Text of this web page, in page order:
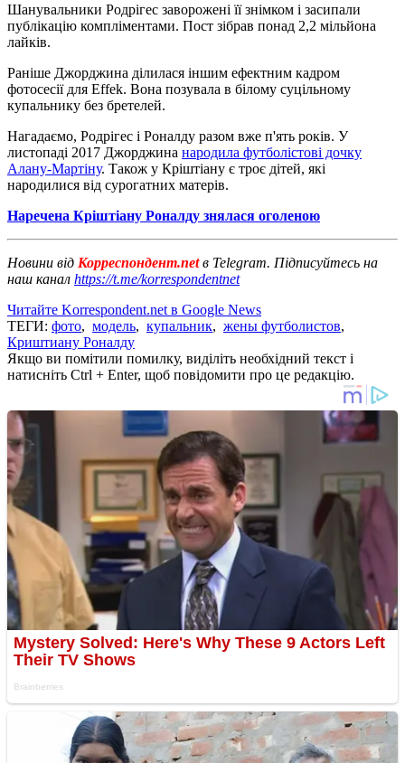
Шанувальники Родрігес заворожені її знімком і засипали
публікацію компліментами. Пост зібрав понад 2,2 мільйона
лайків.
Раніше Джорджина ділилася іншим ефектним кадром
фотосесії для Effek. Вона позувала в білому суцільному
купальнику без бретелей.
Нагадаємо, Родрігес і Роналду разом вже п'ять років. У
листопаді 2017 Джорджина народила футболістові дочку
Алану-Мартіну. Також у Кріштіану є троє дітей, які
народилися від сурогатних матерів.
Наречена Кріштіану Роналду знялася оголеною
Новини від Корреспондент.netв Telegram. Підписуйтесь на
наш канал https://t.me/korrespondentnet
Читайте Korrespondent.net в Google News
ТЕГИ: фото, модель, купальник, жены футболистов,
Криштиану Роналду
Якщо ви помітили помилку, виділіть необхідний текст і
натисніть Ctrl + Enter, щоб повідомити про це редакцію.